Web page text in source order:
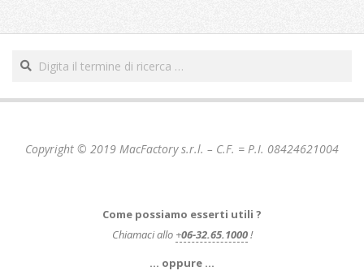
Copyright © 2019 MacFactory s.r.l. – C.F. = P.I. 08424621004
Come possiamo esserti utili ?
Chiamaci allo +06-32.65.1000!
… oppure …